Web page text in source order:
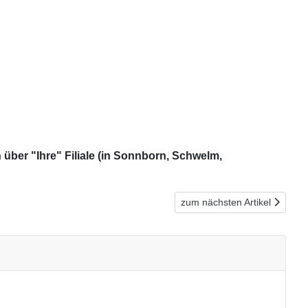
"Ihre" Filiale (in Sonnborn, Schwelm,
Nächster Beitrag: Immer im
zum nächsten Artikel